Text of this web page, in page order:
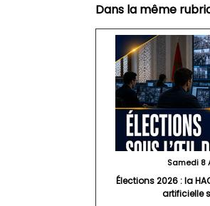
Dans la même
Samedi 8
Élections 2026 : la
artificielle